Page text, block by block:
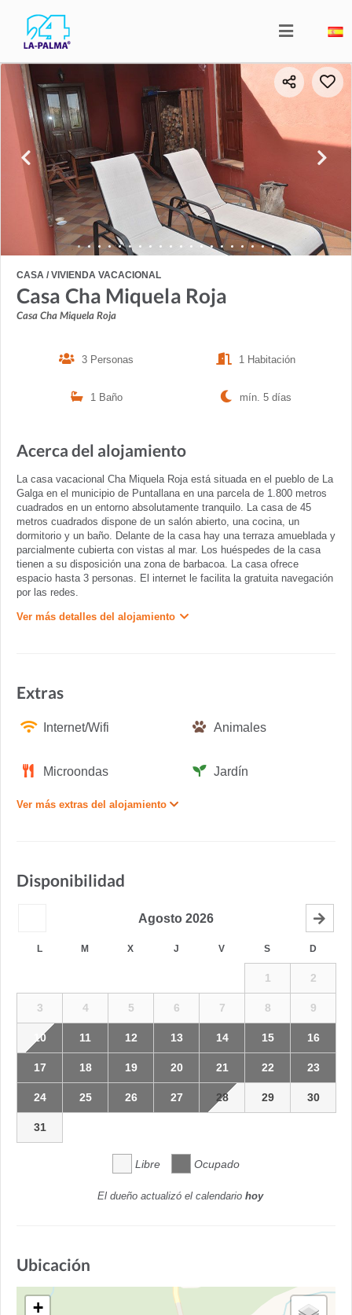
CASA / VIVIENDA VACACIONAL
Casa Cha Miquela Roja
Casa Cha Miquela Roja
3 Personas 1 Habitación
1 Baño mín. 5 días
Acerca del alojamiento
La casa vacacional Cha Miquela Roja está situada en el pueblo de La
Galga en el municipio de Puntallana en una parcela de 1.800 metros
cuadrados en un entorno absolutamente tranquilo. La casa de 45
metros cuadrados dispone de un salón abierto, una cocina, un
dormitorio y un baño. Delante de la casa hay una terraza amueblada y
parcialmente cubierta con vistas al mar. Los huéspedes de la casa
tienen a su disposición una zona de barbacoa. La casa ofrece
espacio hasta 3 personas. El internet le facilita la gratuita navegación
por las redes.
Ver más detalles del alojamiento
Extras
Internet/Wifi Animales
Microondas Jardín
Ver más extras del alojamiento
Disponibilidad
Agosto 2026
L M X J V S D
1 2
3 4 5 6 7 8 9
10 11 12 13 14 15 16
17 18 19 20 21 22 23
24 25 26 27 28 29 30
31
Libre Ocupado
El dueño actualizó el calendario hoy
Ubicación
+